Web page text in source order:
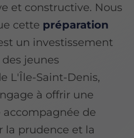
et constructive. Nous
cette préparation
un investissement
jeunes
L'Île-Saint-Denis,
à offrir une
de
la prudence et la